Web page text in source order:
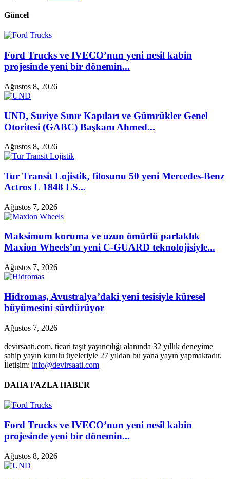
Güncel
Ford Trucks ve IVECO’nun yeni nesil kabin
projesinde yeni bir dönemin...
Ağustos 8, 2026
UND, Suriye Sınır Kapıları ve Gümrükler Genel
Otoritesi (GABC) Başkanı Ahmed...
Ağustos 8, 2026
Tur Transit Lojistik, filosunu 50 yeni Mercedes-Benz
Actros L 1848 LS...
Ağustos 7, 2026
Maksimum koruma ve uzun ömürlü parlaklık
Maxion Wheels’ın yeni C-GUARD teknolojisiyle...
Ağustos 7, 2026
Hidromas, Avustralya’daki yeni tesisiyle küresel
büyümesini sürdürüyor
Ağustos 7, 2026
devirsaati.com, ticari taşıt yayıncılığı alanında 32 yıllık deneyime
sahip yayın kurulu üyeleriyle 27 yıldan bu yana yayın yapmaktadır.
İletişim: info@devirsaati.com
DAHA FAZLA HABER
Ford Trucks ve IVECO’nun yeni nesil kabin
projesinde yeni bir dönemin...
Ağustos 8, 2026